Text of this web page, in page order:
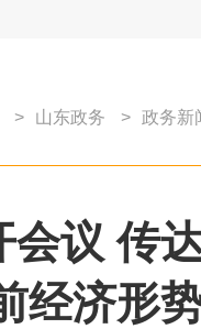
> 山东政务 > 政务新
会议 传
经济形